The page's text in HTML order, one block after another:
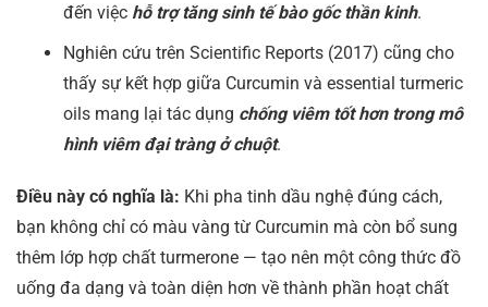
đến việchỗ trợ tăng sinh tế bào gốc thần kinh.
Nghiên cứu trên Scientific Reports (2017) cũng cho
thấy sự kết hợp giữa Curcumin và essential turmeric
oils mang lại tác dụng chống viêm tốt hơn trong mô
hình viêm đại tràng ở chuột.
Điều này có nghĩa là: Khi pha tinh dầu nghệ đúng cách,
bạn không chỉ có màu vàng từ Curcumin mà còn bổ sung
thêm lớp hợp chất turmerone — tạo nên một công thức đồ
uống đa dạng và toàn diện hơn về thành phần hoạt chất